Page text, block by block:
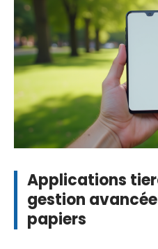
Applications
gestion
papiers